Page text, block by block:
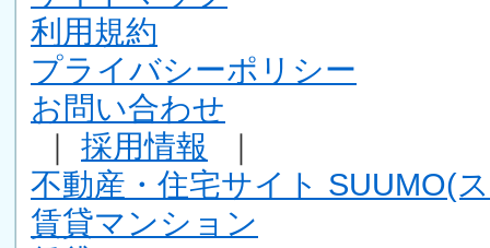
利用規約
プライバシーポリシー
お問い合わせ
｜ 採用情報 ｜
不動産・住宅サイト SUUMO(
賃貸マンション